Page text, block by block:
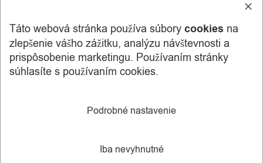
náročných podmienok.
Vďaka premyslenému systému montáže je inštalácia rýchla a zvládne
ju každý bez náradia. Záhon je stabilný, pevný a poskytuje dostatok
priestoru na pestovanie zeleniny, byliniek či kvetov. Moderný dizajn s
imitáciou dreva sa perfektne hodí do každej záhrady, na terasu alebo
balkón.
Výhody vyvýšeného záhonu CUBE M:
Chráni rastliny pred škodcami a burinou
Zabezpečuje lepšiu cirkuláciu vzduchu a odvodnenie
Táto webová stránka používa súbory cookies na
zlepšenie vášho zážitku, analýzu návštevnosti a
prispôsobenie marketingu. Používaním stránky
súhlasíte s používaním cookies.
Podrobné nastavenie
Iba nevyhnutné